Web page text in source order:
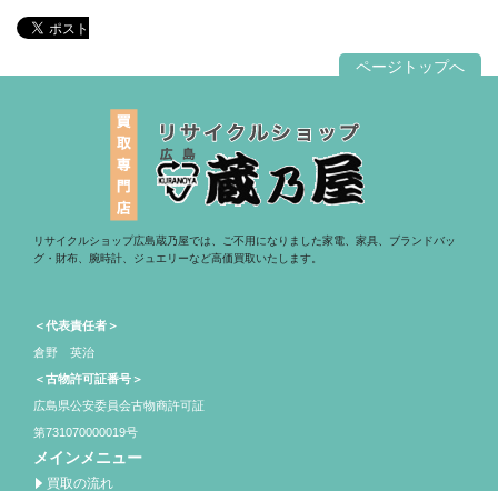
ページトップへ
リサイクルショップ広島蔵乃屋では、ご不用になりました家電、家具、ブランドバッ
グ・財布、腕時計、ジュエリーなど高価買取いたします。
＜代表責任者＞
倉野 英治
＜古物許可証番号＞
広島県公安委員会古物商許可証
第731070000019号
メインメニュー
買取の流れ